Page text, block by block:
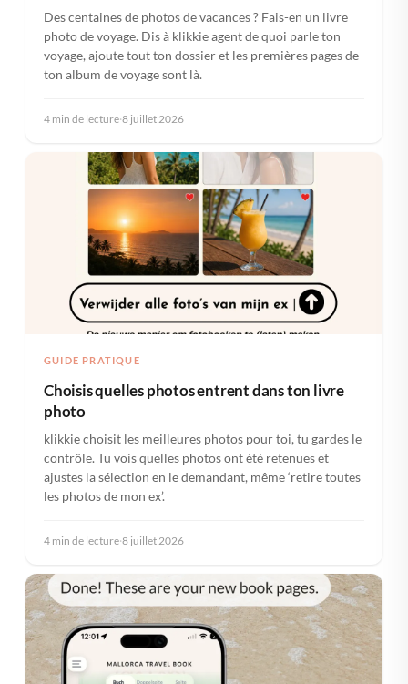
Des centaines de photos de vacances ? Fais-en un livre
photo de voyage. Dis à klikkie agent de quoi parle ton
voyage, ajoute tout ton dossier et les premières pages de
ton album de voyage sont là.
4 min de lecture·8 juillet 2026
GUIDE PRATIQUE
klikkie choisit les meilleures photos pour toi, tu gardes le
contrôle. Tu vois quelles photos ont été retenues et
ajustes la sélection en le demandant, même ‘retire toutes
les photos de mon ex’.
4 min de lecture·8 juillet 2026
Choisis quelles photos entrent dans ton livre
photo